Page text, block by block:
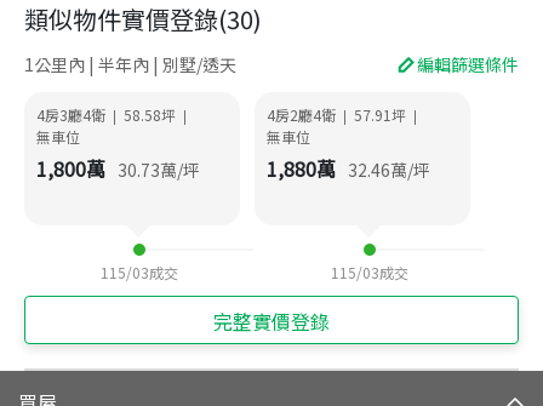
類似物件實價登錄(30)
1公里內 | 半年內 | 別墅/透天 編輯篩選條件
4房3廳4衛 | 58.58坪 |
無車位
1,800萬 30.73萬/坪
115/03成交
4房2廳4衛 | 57.91坪 |
無車位
1,880萬 32.46萬/坪
115/03成交
完整實價登錄